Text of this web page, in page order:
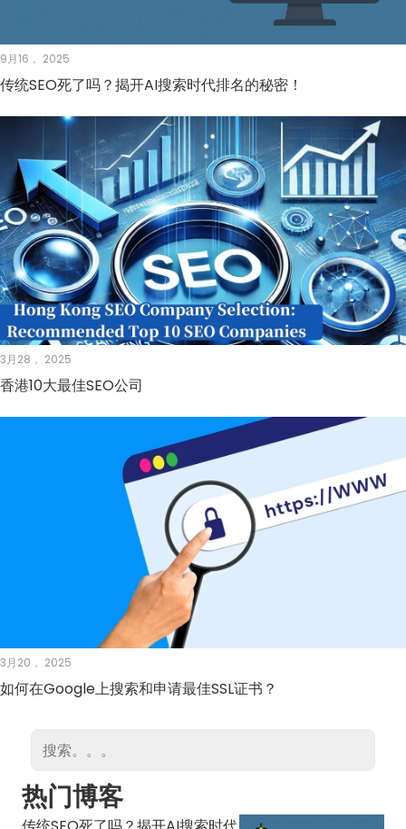
9月16， 2025
传统SEO死了吗？揭开AI搜索时代排名的秘密！
3月28， 2025
香港10大最佳SEO公司
3月20， 2025
如何在Google上搜索和申请最佳SSL证书？
热门博客